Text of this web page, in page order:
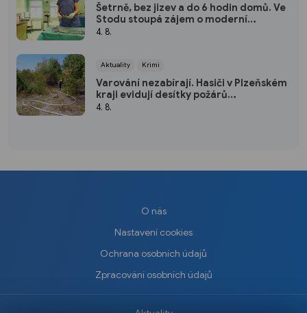
Šetrně, bez jizev a do 6 hodin domů. Ve
Stodu stoupá zájem o moderní
hysteroskopii
4. 8.
Aktuality Krimi
Varování nezabírají. Hasiči v Plzeňském
kraji evidují desítky požárů
způsobených lidmi
4. 8.
O nás
Nastavení cookies
Ochrana osobních údajů
Zpracování osobních údajů